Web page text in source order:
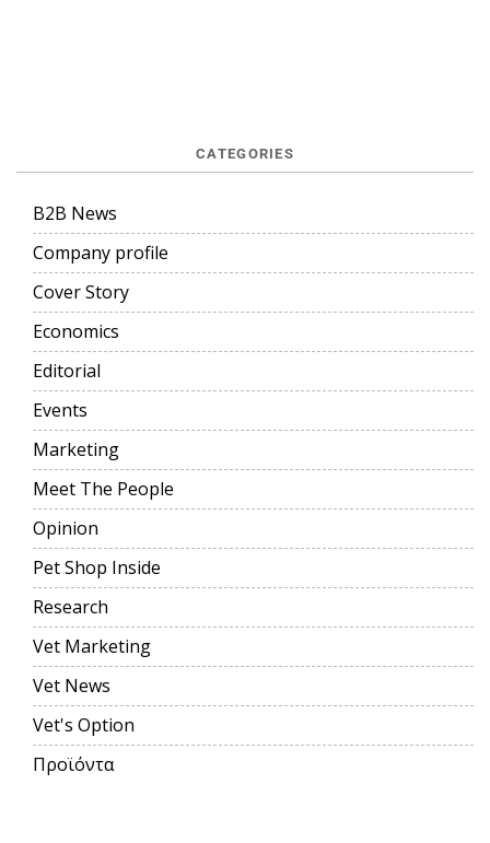
CATEGORIES
B2B News
Company profile
Cover Story
Economics
Editorial
Events
Marketing
Meet The People
Opinion
Pet Shop Inside
Research
Vet Marketing
Vet News
Vet's Option
Προϊόντα